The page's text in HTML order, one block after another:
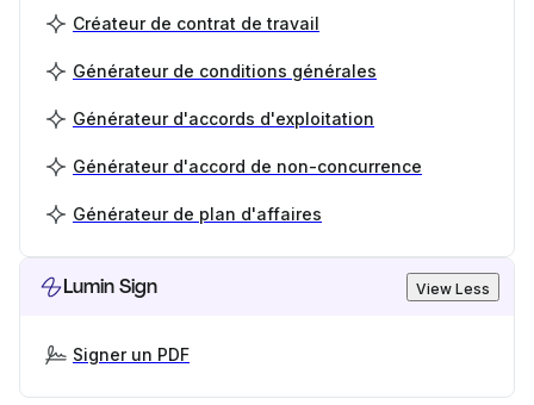
Créateur de contrat de travail
Générateur de conditions générales
Générateur d'accords d'exploitation
Générateur d'accord de non-concurrence
Générateur de plan d'affaires
Lumin Sign View Less
Signer un PDF